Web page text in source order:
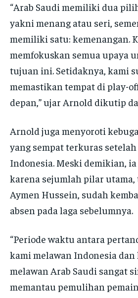
“Arab Saudi memiliki dua
yakni menang atau seri,
memiliki satu: kemenangan.
memfokuskan semua upaya
tujuan ini. Setidaknya, kami
memastikan tempat di play-
depan,” ujar Arnold dikutip
Arnold juga menyoroti
yang sempat terkuras
Indonesia. Meski demikian,
karena sejumlah pilar
Aymen Hussein, sudah
absen pada laga sebelumnya.
“Periode waktu antara
kami melawan Indonesia dan
melawan Arab Saudi sangat
memantau pemulihan